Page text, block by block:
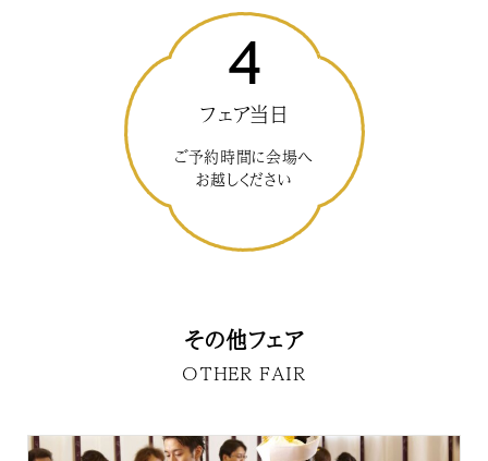
4
フェア当日
ご予約時間に会場へ
お越しください
その他フェア
OTHER FAIR